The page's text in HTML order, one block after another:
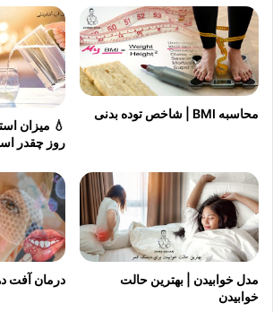
محاسبه BMI | شاخص توده بدنی
💧 میزان
روز چقدر
مدل خوابیدن | بهترین حالت
خوابیدن
درمان آفت